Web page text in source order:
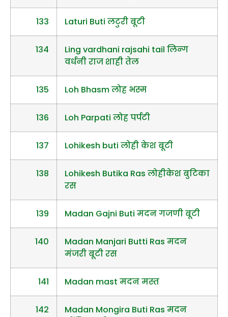
133 Laturi Buti लटुरी बूटी
134
Ling vardhani rajsahi tail लिन्ग
वर्धनी राज शाही तेल
135 Loh Bhasm लोह भस्म
136 Loh Parpati लोह पर्पटी
137 Lohikesh buti लोही केश बूटी
138
Lohikesh Butika Ras लोहीकेश बुटिका
रस
139 Madan Gajni Buti मदन गजणी बूटी
140
Madan Manjari Butti Ras मदन
मंजरी बूटी रस
141 Madan mast मदन मस्त
142
Madan Mongira Buti Ras मदन